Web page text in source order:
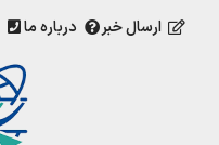
ارسال خبر درباره ما